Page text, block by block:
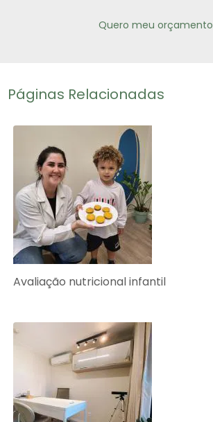
Quero meu orçamento
Páginas Relacionadas
Avaliação nutricional infantil